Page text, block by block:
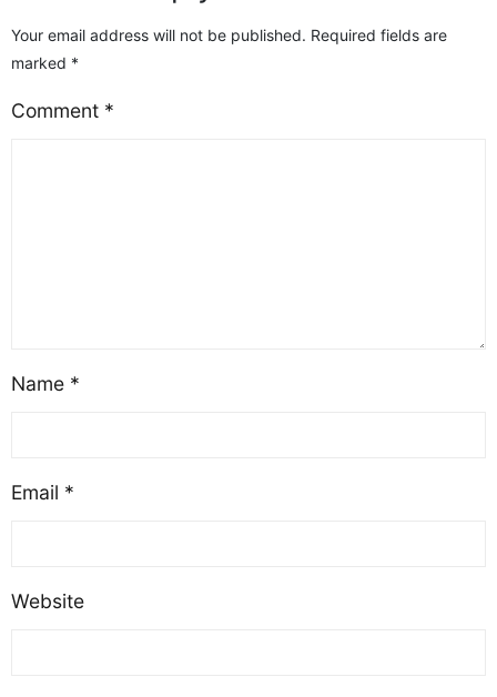
Your email address will not be published. Required fields are
marked *
Comment *
Name *
Email *
Website